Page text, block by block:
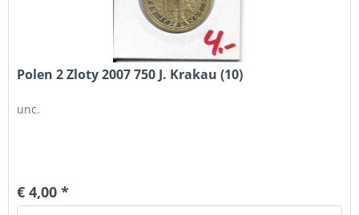
Polen 2 Zloty 2007 750 J. Krakau (10)
unc.
€ 4,00 *